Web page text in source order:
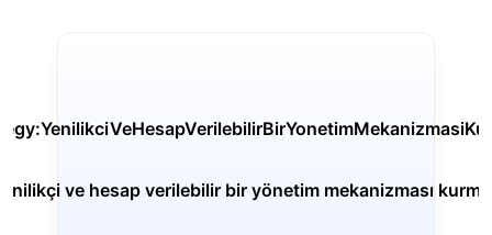
ve hesap verilebilir bir yönetim mekanizması
Geri İleri